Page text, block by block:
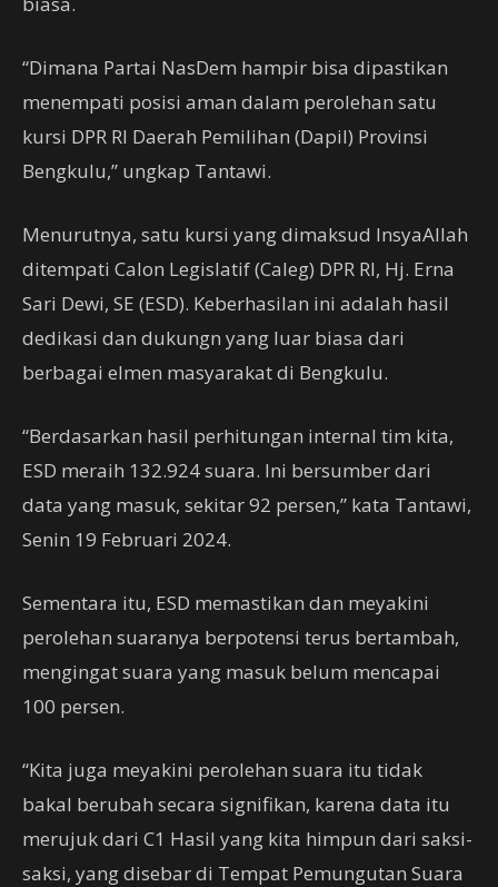
“Dimana Partai NasDem hampir bisa dipastikan
menempati posisi aman dalam perolehan satu
kursi DPR RI Daerah Pemilihan (Dapil) Provinsi
Bengkulu,” ungkap Tantawi.
Menurutnya, satu kursi yang dimaksud InsyaAllah
ditempati Calon Legislatif (Caleg) DPR RI, Hj. Erna
Sari Dewi, SE (ESD). Keberhasilan ini adalah hasil
dedikasi dan dukungn yang luar biasa dari
berbagai elmen masyarakat di Bengkulu.
“Berdasarkan hasil perhitungan internal tim kita,
ESD meraih 132.924 suara. Ini bersumber dari
data yang masuk, sekitar 92 persen,” kata Tantawi,
Senin 19 Februari 2024.
Sementara itu, ESD memastikan dan meyakini
perolehan suaranya berpotensi terus bertambah,
mengingat suara yang masuk belum mencapai
100 persen.
“Kita juga meyakini perolehan suara itu tidak
bakal berubah secara signifikan, karena data itu
merujuk dari C1 Hasil yang kita himpun dari saksi-
saksi, yang disebar di Tempat Pemungutan Suara